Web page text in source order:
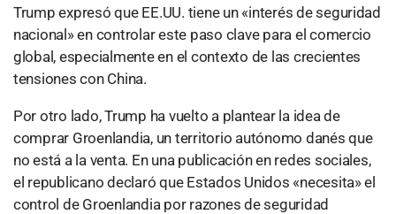
Trump expresó que EE.UU. tiene un «interés de seguridad
nacional» en controlar este paso clave para el comercio
global, especialmente en el contexto de las crecientes
tensiones con China.
Por otro lado, Trump ha vuelto a plantear la idea de
comprar Groenlandia, un territorio autónomo danés que
no está a la venta. En una publicación en redes sociales,
el republicano declaró que Estados Unidos «necesita» el
control de Groenlandia por razones de seguridad